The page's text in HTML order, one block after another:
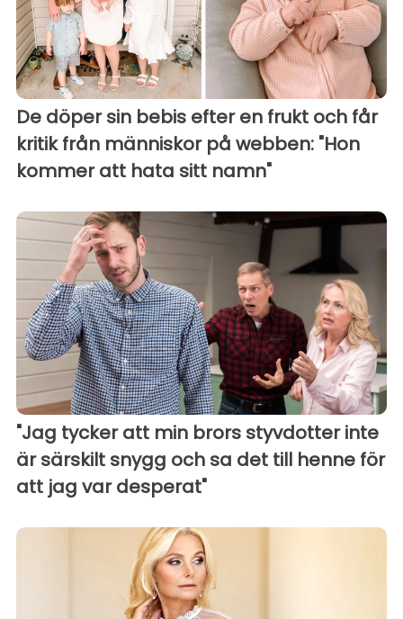
De döper sin bebis efter en frukt och får
kritik från människor på webben: "Hon
kommer att hata sitt namn"
"Jag tycker att min brors styvdotter inte
är särskilt snygg och sa det till henne för
att jag var desperat"